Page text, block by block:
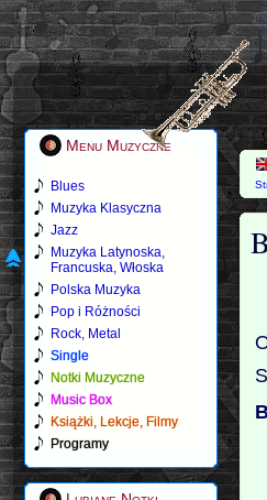
Menu Muzyczne
Blues
Muzyka Klasyczna
Jazz
Muzyka Latynoska,
Francuska, Włoska
Polska Muzyka
Pop i Różności
Rock, Metal
Single
Notki Muzyczne
Music Box
Książki, Lekcje, Filmy
Programy